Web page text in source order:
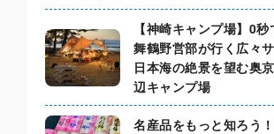
【神崎キャンプ場】0秒
舞鶴野営部が行く広々
日本海の絶景を望む奥
辺キャンプ場
名産品をもっと知ろう